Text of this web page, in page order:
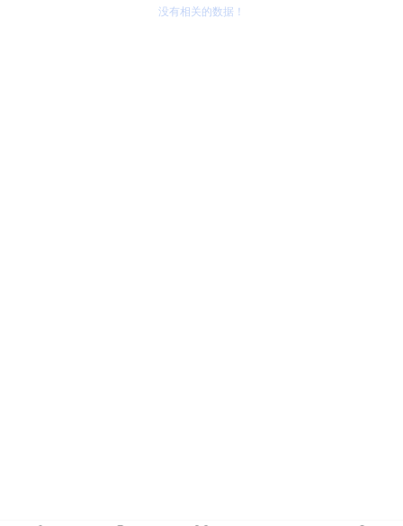
没有相关的数据！